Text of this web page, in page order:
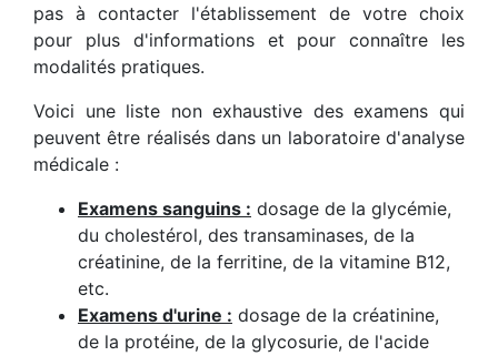
pas à contacter l'établissement de votre choix
pour plus d'informations et pour connaître les
modalités pratiques.
Voici une liste non exhaustive des examens qui
peuvent être réalisés dans un laboratoire d'analyse
médicale :
Examens sanguins : dosage de la glycémie,
du cholestérol, des transaminases, de la
créatinine, de la ferritine, de la vitamine B12,
etc.
Examens d'urine : dosage de la créatinine,
de la protéine, de la glycosurie, de l'acide